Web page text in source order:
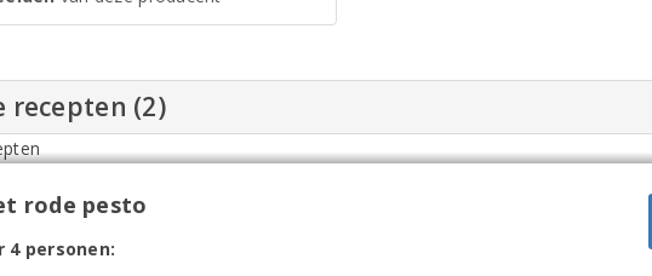
recepten (2)
rode pesto
4 personen: